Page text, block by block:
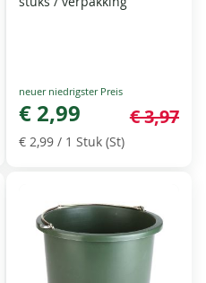
Special
Price
€ 2,99 € 3,97
€ 2,99 / 1 Stuk (St)